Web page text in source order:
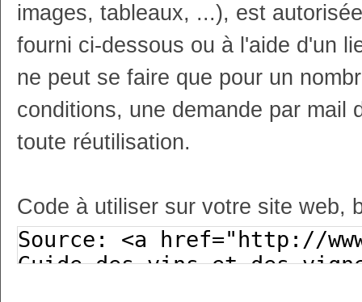
images, tableaux, ...), est
fourni ci-dessous ou à l'aide d'un
ne peut se faire que pour un
conditions, une demande par mail
toute réutilisation.
Code à utiliser sur votre site web,